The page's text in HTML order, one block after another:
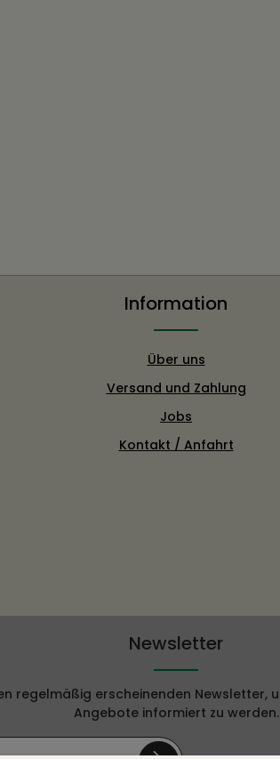
Information
Über uns
Versand und Zahlung
Jobs
Kontakt / Anfahrt
Newsletter
regelmäßig erscheinenden Newsletter,
Angebote informiert zu werden.